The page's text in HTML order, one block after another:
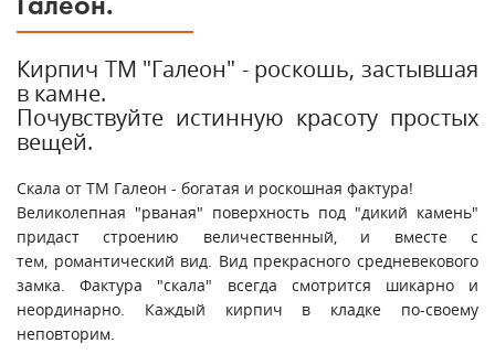
Галеон.
Кирпич ТМ "Галеон" - роскошь, застывшая
в камне.
Почувствуйте истинную красоту простых
вещей.
Скала от ТМ Галеон - богатая и роскошная фактура!
Великолепная "рваная" поверхность под "дикий камень"
придаст строению величественный, и вместе с
тем, романтический вид. Вид прекрасного средневекового
замка. Фактура "скала" всегда смотрится шикарно и
неординарно. Каждый кирпич в кладке по-своему
неповторим.